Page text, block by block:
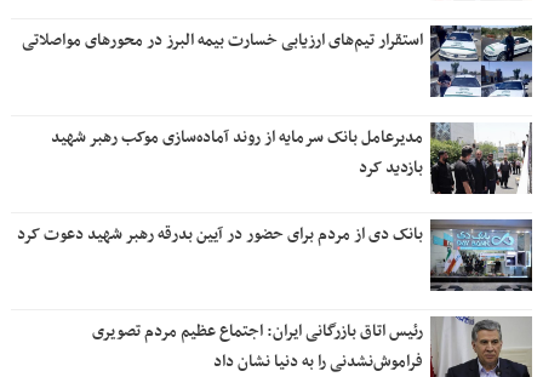
استقرار تیم‌های ارزیابی خسارت بیمه البرز در محورهای مواصلاتی
مدیرعامل بانک سرمایه از روند آماده‌سازی موکب رهبر شهید
بازدید کرد
بانک دی از مردم برای حضور در آیین بدرقه رهبر شهید دعوت کرد
رئیس اتاق بازرگانی ایران: اجتماع عظیم مردم تصویری
فراموش‌نشدنی را به دنیا نشان داد